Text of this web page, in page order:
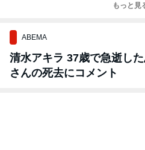
る時期
もっと見
ABEMA
清水アキラ 37歳で急逝し
さんの死去にコメント